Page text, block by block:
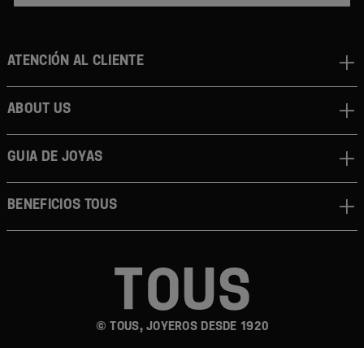
© TOUS, JOYEROS DESDE 1920
Atención al cliente
About us
Guia de joyas
Beneficios TOUS